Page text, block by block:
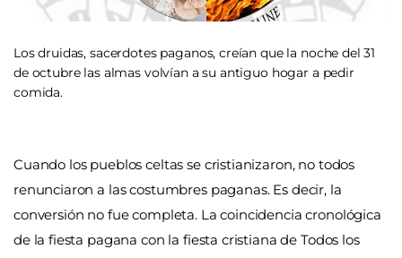
Los druidas, sacerdotes paganos, creían que la noche del 31
de octubre las almas volvían a su antiguo hogar a pedir
comida.
Cuando los pueblos celtas se cristianizaron, no todos
renunciaron a las costumbres paganas. Es decir, la
conversión no fue completa. La coincidencia cronológica
de la fiesta pagana con la fiesta cristiana de Todos los